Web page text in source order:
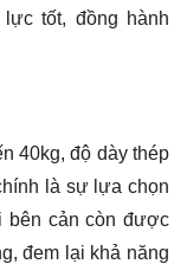
tốt, đồng hành
40kg, độ dày thép
là sự lựa chọn
bên cản còn được
đem lại khả năng